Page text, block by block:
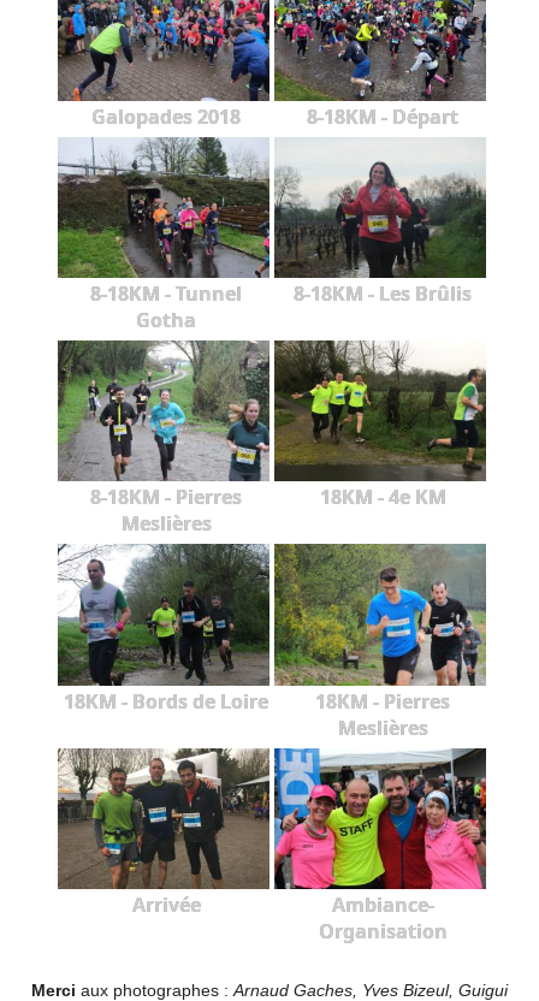
Galopades 2018 8-18KM - Départ
8-18KM - Tunnel
Gotha
8-18KM - Les Brûlis
8-18KM - Pierres
Meslières
18KM - 4e KM
18KM - Bords de Loire
18KM - Pierres
Meslières
Arrivée
Ambiance-
Organisation
Merci aux photographes : Arnaud Gaches, Yves Bizeul, Guigui